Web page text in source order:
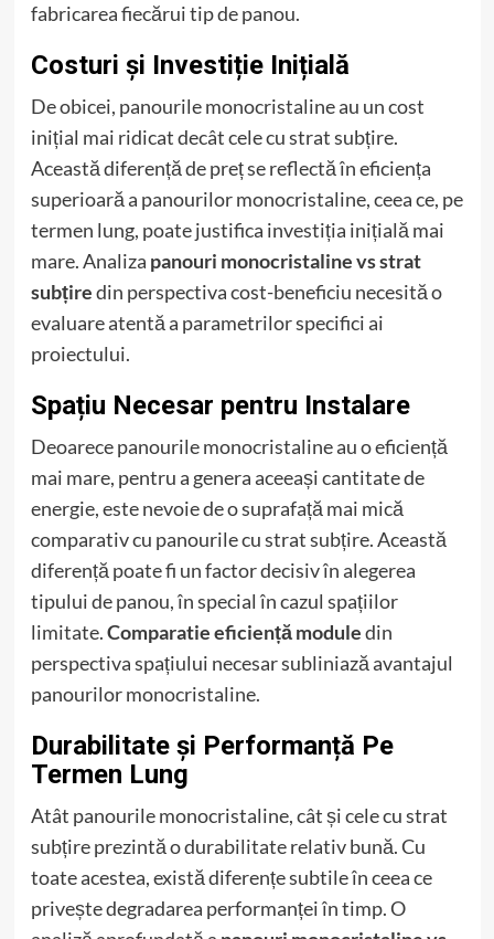
fabricarea fiecărui tip de panou.
Costuri și Investiție Inițială
De obicei, panourile monocristaline au un cost
inițial mai ridicat decât cele cu strat subțire.
Această diferență de preț se reflectă în eficiența
superioară a panourilor monocristaline, ceea ce, pe
termen lung, poate justifica investiția inițială mai
mare. Analiza panouri monocristaline vs strat
subțiredin perspectiva cost-beneficiu necesită o
evaluare atentă a parametrilor specifici ai
proiectului.
Spațiu Necesar pentru Instalare
Deoarece panourile monocristaline au o eficiență
mai mare, pentru a genera aceeași cantitate de
energie, este nevoie de o suprafață mai mică
comparativ cu panourile cu strat subțire. Această
diferență poate fi un factor decisiv în alegerea
tipului de panou, în special în cazul spațiilor
limitate.Comparatie eficiență moduledin
perspectiva spațiului necesar subliniază avantajul
panourilor monocristaline.
Durabilitate și Performanță Pe
Termen Lung
Atât panourile monocristaline, cât și cele cu strat
subțire prezintă o durabilitate relativ bună. Cu
toate acestea, există diferențe subtile în ceea ce
privește degradarea performanței în timp. O